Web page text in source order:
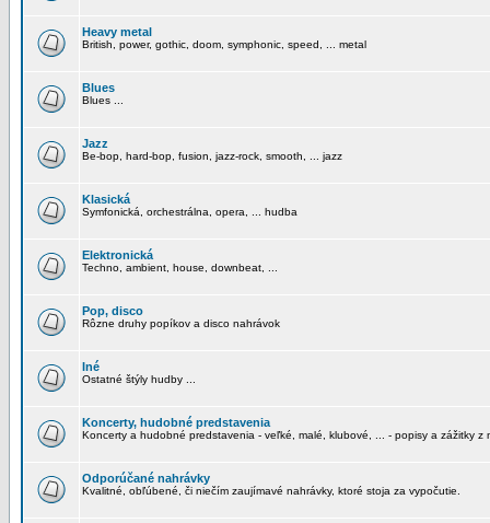
Heavy metal
British, power, gothic, doom, symphonic, speed, ... metal
Blues
Blues ...
Jazz
Be-bop, hard-bop, fusion, jazz-rock, smooth, ... jazz
Klasická
Symfonická, orchestrálna, opera, ... hudba
Elektronická
Techno, ambient, house, downbeat, ...
Pop, disco
Rôzne druhy popíkov a disco nahrávok
Iné
Ostatné štýly hudby ...
Koncerty, hudobné predstavenia
Koncerty a hudobné predstavenia - veľké, malé, klubové, ... - popisy a zážitky z
Odporúčané nahrávky
Kvalitné, obľúbené, či niečím zaujímavé nahrávky, ktoré stoja za vypočutie.